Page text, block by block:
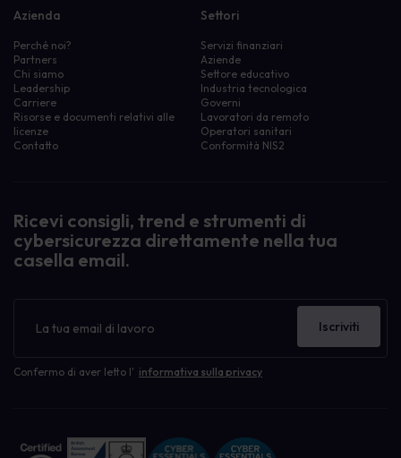
Azienda
Perché noi?
Partners
Chi siamo
Leadership
Carriere
Risorse e documenti relativi alle
licenze
Contatto
Settori
Servizi finanziari
Aziende
Settore educativo
Industria tecnologica
Governi
Lavoratori da remoto
Operatori sanitari
Conformità NIS2
Ricevi consigli, trend e strumenti di
cybersicurezza direttamente nella tua
casella email.
Confermo di aver letto l' informativa sulla privacy
Iscriviti